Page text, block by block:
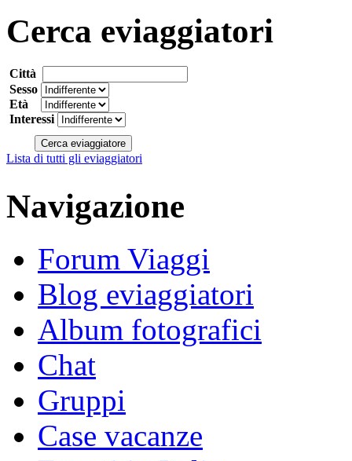
Cerca eviaggiatori
Città
Sesso
Età
Interessi
Lista di tutti gli eviaggiatori
Navigazione
Forum Viaggi
Blog eviaggiatori
Album fotografici
Chat
Gruppi
Case vacanze